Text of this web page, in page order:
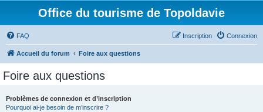
Office du tourisme de Topoldavie
FAQ Connexion
Inscription
Accueil du forum Foire aux questions
Foire aux questions
Problèmes de connexion et d’inscription
Pourquoi ai-je besoin de m’inscrire ?